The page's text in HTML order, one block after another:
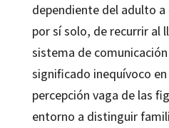
dependiente del adulto
por sí solo, de recurrir al
sistema de
significado inequívoco
percepción vaga de las
entorno a distinguir